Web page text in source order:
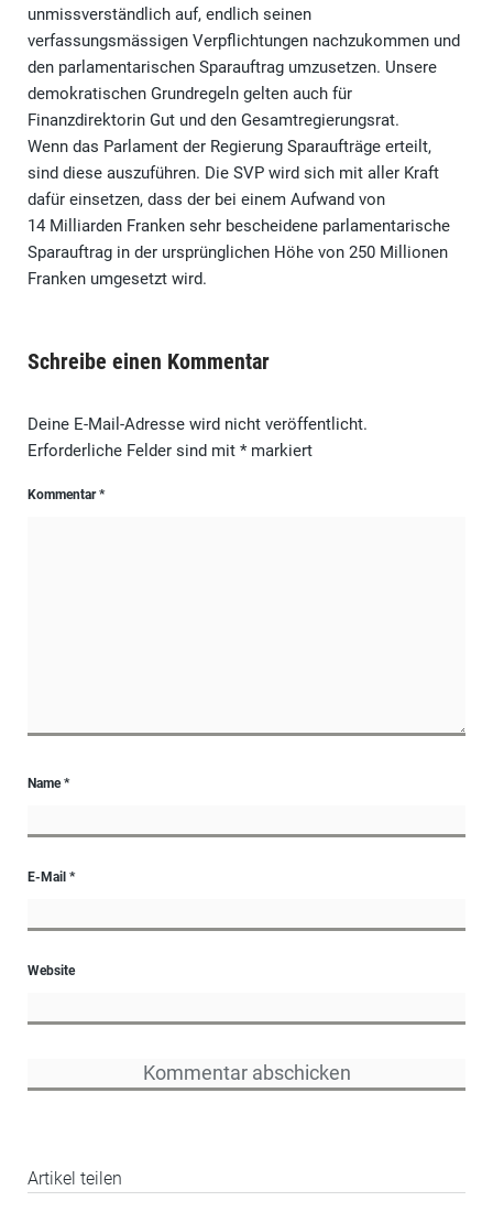
unmissverständlich auf, endlich seinen
verfassungsmässigen Verpflichtungen nachzukommen und
den parlamentarischen Sparauftrag umzusetzen. Unsere
demokratischen Grundregeln gelten auch für
Finanzdirektorin Gut und den Gesamtregierungsrat.
Wenn das Parlament der Regierung Sparaufträge erteilt,
sind diese auszuführen. Die SVP wird sich mit aller Kraft
dafür einsetzen, dass der bei einem Aufwand von
14 Milliarden Franken sehr bescheidene parlamentarische
Sparauftrag in der ursprünglichen Höhe von 250 Millionen
Franken umgesetzt wird.
Schreibe einen Kommentar
Deine E-Mail-Adresse wird nicht veröffentlicht.
Erforderliche Felder sind mit *markiert
Kommentar*
Name*
E-Mail *
Website
Artikel teilen